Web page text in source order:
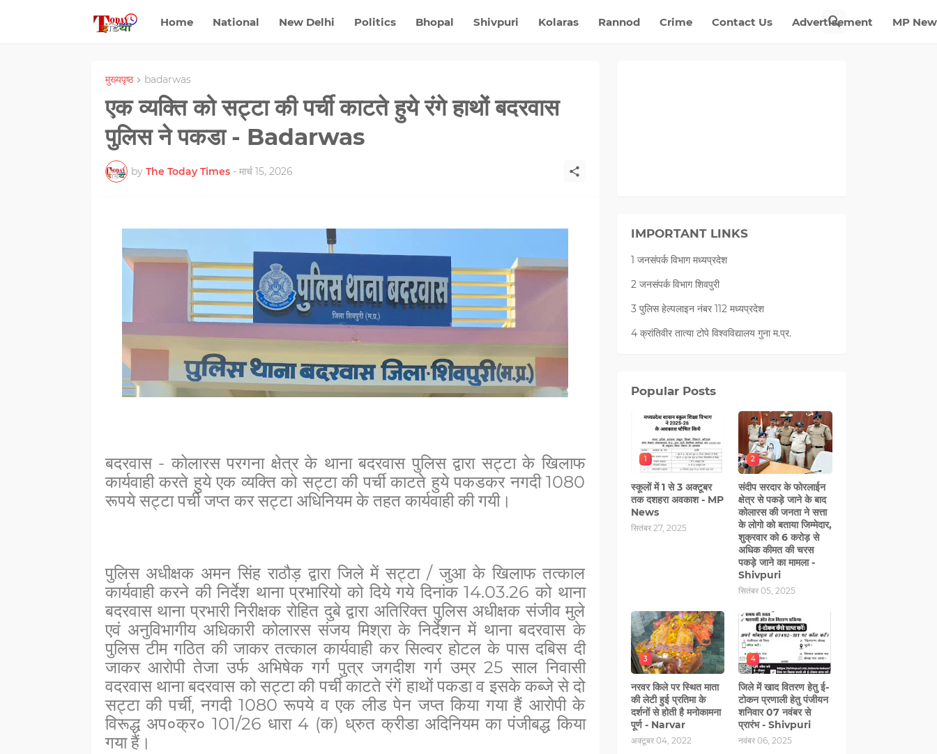
Home National New Delhi Politics Bhopal Shivpuri Kolaras Rannod Crime Contact Us Advertisement MP
मुख्यपृष्ठ badarwas
एक व्यक्ति को सट्टा की पर्ची काटते हुये रंगे हाथों बदरवास
पुलिस ने पकडा - Badarwas
by The Today Times - मार्च 15, 2026
बदरवास- कोलारस परगना क्षेत्र केथाना बदरवास पुलिस द्वारा सट्टा के खिलाफ
कार्यवाही करते हुये एक व्यक्ति को सट्टा की पर्ची काटते हुये पकडकर नगदी 1080
रूपये सट्टा पर्ची जप्त कर सट्टा अधिनियम के तहत कार्यवाही की गयी।
पुलिस अधीक्षक अमन सिंह राठौड़ द्वारा जिले में सट्टा / जुआ के खिलाफ तत्काल
कार्यवाही करने की निर्देश थाना प्रभारियो को दिये गये दिनांक 14.03.26 को थाना
बदरवास थाना प्रभारी निरीक्षक रोहित दुबे द्वारा अतिरिक्त पुलिस अधीक्षक संजीव मुले
एवं अनुविभागीय अधिकारी कोलारस संजय मिश्रा के निर्देशन में थाना बदरवास के
पुलिस टीम गठित की जाकर तत्काल कार्यवाही कर सिल्वर होटल के पास दबिस दी
जाकर आरोपी तेजा उर्फ अभिषेक गर्ग पुत्र जगदीश गर्ग उम्र 25 साल निवासी
वदरवास थाना बदरवास को सट्टा की पर्ची काटते रंगें हाथों पकडा व इसके कब्जे से दो
सट्टा की पर्ची, नगदी 1080 रूपये व एक लीड पेन जप्त किया गया हैं आरोपी के
विरूद्ध अप०क्र० 101/26 धारा 4 (क) ध्रुत क्रीडा अदिनियम का पंजीबद्ध किया
गया हैं।
IMPORTANT LINKS
1 जनसंपर्क विभाग मध्यप्रदेश
2 जनसंपर्क विभाग शिवपुरी
3 पुलिस हेल्पलाइन नंबर 112 मध्‍यप्रदेश
4 क्रांतिवीर तात्या टोपे विश्वविद्यालय गुना म.प्र.
Popular Posts
1
स्कूलों में 1 से 3 अक्टूबर
तक दशहरा अवकाश - MP
News
सितंबर 27, 2025
2
संदीप सरदार के फोरलाईन
क्षेत्र से पकड़े जाने के बाद
कोलारस की जनता ने सत्ता
के लोगो को बताया जिम्मेदार,
शुक्रवार को 6 करोड़ से
अधिक कीमत की चरस
पकड़े जाने का मामला -
Shivpuri
सितंबर 05, 2025
3
नरवर किले पर स्थित माता
की लेटी हुई प्रतिमा के
दर्शनों से होती है मनोकामना
पूर्ण - Narvar
अक्टूबर 04, 2022
4
जिले में खाद वितरण हेतु ई-
टोकन प्रणाली हेतु पंजीयन
शनिवार 07 नवंबर से
प्रारंभ - Shivpuri
नवंबर 06, 2025